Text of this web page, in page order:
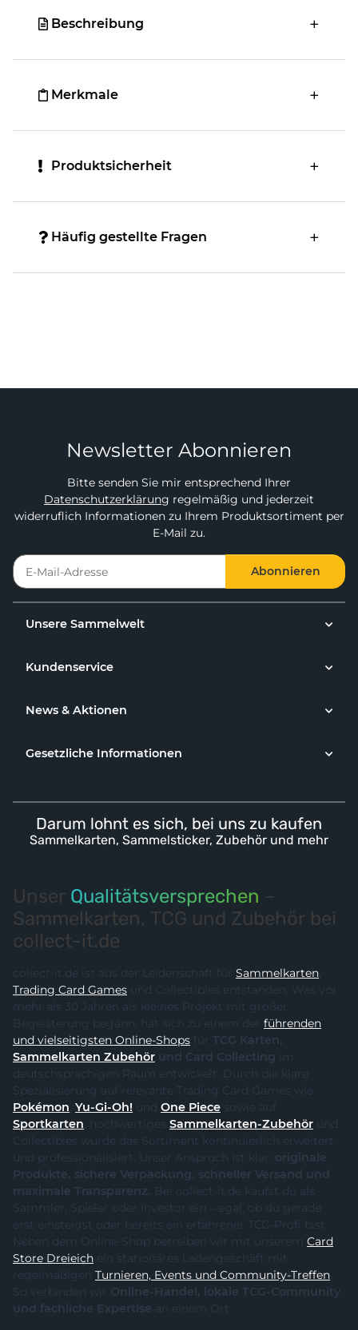
Beschreibung
Merkmale
Produktsicherheit
Häufig gestellte Fragen
Newsletter Abonnieren
Bitte senden Sie mir entsprechend Ihrer
Datenschutzerklärung regelmäßig und jederzeit
widerruflich Informationen zu Ihrem Produktsortiment per
E-Mail zu.
Abonnieren
Unsere Sammelwelt
Kundenservice
News & Aktionen
Gesetzliche Informationen
Darum lohnt es sich, bei uns zu kaufen
Sammelkarten, Sammelsticker, Zubehör und mehr
Unser Qualitätsversprechen –
Sammelkarten, TCG und Zubehör bei
collect-it.de
collect-it.de ist aus der Leidenschaft für Sammelkarten,
Trading Card Games und Collectibles entstanden. Was vor
mehr als 30 Jahren als kleines Projekt mit großer
Begeisterung begann, hat sich zu einem der führenden
und vielseitigsten Online-Shops für TCG Karten,
Sammelkarten Zubehör und Card Collecting
im
deutschsprachigen Raum entwickelt. Durch die klare
Spezialisierung auf relevante Trading Card Games wie
Pokémon, Yu-Gi-Oh! und One Piece sowie auf
Sportkarten , hochwertiges Sammelkarten-Zubehör
Collectibles wurde das Sortiment kontinuierlich erweitert
und professionalisiert. Unser Anspruch ist klar: originale
Produkte, sichere Verpackung, schneller Versand und
maximale Transparenz. Bei collect-it.de kaufst du als
Sammler, Spieler oder Investor ein – egal, ob du gerade
erst einsteigst oder bereits ein erfahrener TCG-Profi bist.
Neben dem Online-Shop betreiben wir mit unserem Card
Store Dreieich ein stationäres Ladengeschäft mit
regelmäßigen
Turnieren, Events und Community-Treffen.
So verbinden wir Online-Handel, lokale TCG-Community
und fachliche Expertise an einem Ort.